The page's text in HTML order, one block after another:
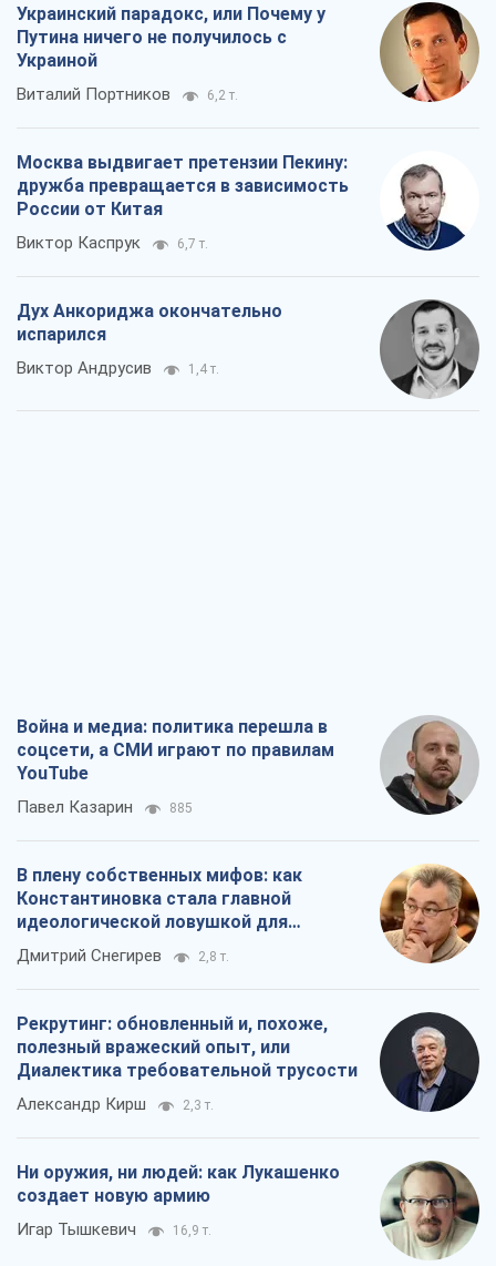
Украинский парадокс, или Почему у
Путина ничего не получилось с
Украиной
Виталий Портников 6,2 т.
Москва выдвигает претензии Пекину:
дружба превращается в зависимость
России от Китая
Виктор Каспрук 6,7 т.
Дух Анкориджа окончательно
испарился
Виктор Андрусив 1,4 т.
Война и медиа: политика перешла в
соцсети, а СМИ играют по правилам
YouTube
Павел Казарин 885
В плену собственных мифов: как
Константиновка стала главной
идеологической ловушкой для
российских оккупантов
Дмитрий Снегирев 2,8 т.
Рекрутинг: обновленный и, похоже,
полезный вражеский опыт, или
Диалектика требовательной трусости
Александр Кирш 2,3 т.
Ни оружия, ни людей: как Лукашенко
создает новую армию
Игар Тышкевич 16,9 т.